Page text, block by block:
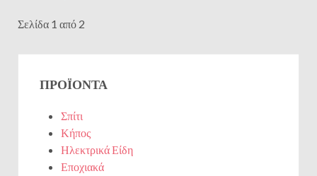
Σελίδα 1 από 2
ΠΡΟΪΌΝΤΑ
Σπίτι
Κήπος
Ηλεκτρικά Είδη
Εποχιακά